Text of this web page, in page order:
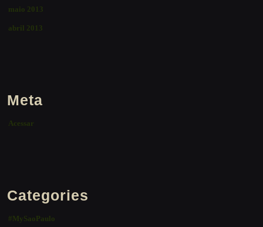
maio 2013
abril 2013
Meta
Acessar
Categories
#MySaoPaulo